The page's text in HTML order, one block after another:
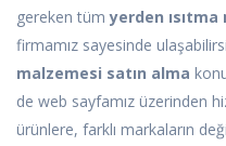
gereken tümyerden
firmamız sayesinde
malzemesi satın alma
de web sayfamız üzerinden
ürünlere, farklı markaların